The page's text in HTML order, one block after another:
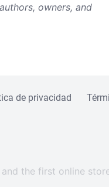
owners, and
de privacidad
the first online